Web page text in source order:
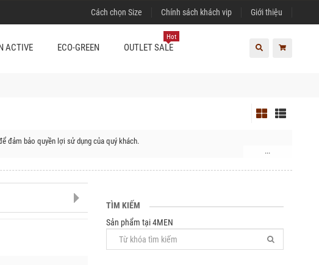
Cách chọn Size Chính sách khách vip Giới thiệu
ACTIVE ECO-GREEN OUTLET SALE
Hot
đảm bảo quyền lợi sử dụng của quý khách.
...
TÌM KIẾM
Sản phẩm tại 4MEN